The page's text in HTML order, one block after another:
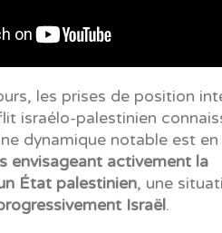
les prises de position
israélo-palestinien
dynamique notable est
envisageant activement la
État palestinien, une
Israël.